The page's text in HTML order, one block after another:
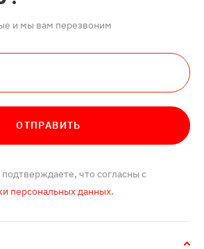
и мы вам перезвоним
ОТПРАВИТЬ
что согласны с
персональных данных.